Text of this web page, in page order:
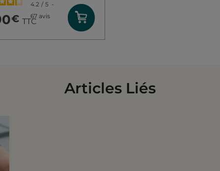
4.2 / 5 -
67 avis
€ TTC
Articles Liés